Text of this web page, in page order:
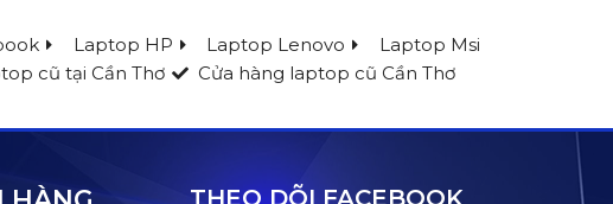
Laptop HP Laptop Lenovo
Laptop Msi
cũ tại Cần Thơ
Cửa hàng laptop cũ Cần Thơ
THEO DÕI FACEBOOK